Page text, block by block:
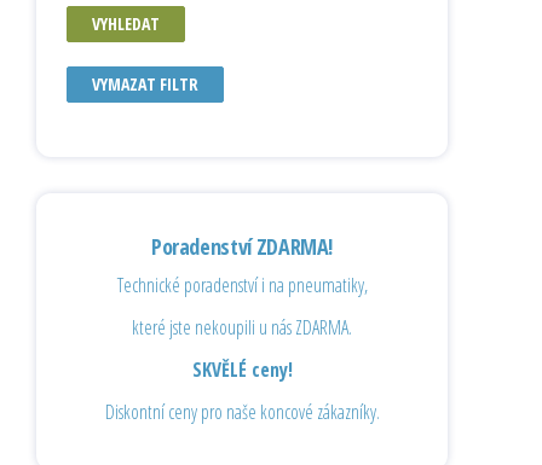
VYHLEDAT
VYMAZAT FILTR
Poradenství ZDARMA!
Technické poradenství i na pneumatiky,
které jste nekoupili u nás ZDARMA.
SKVĚLÉ ceny!
Diskontní ceny pro naše koncové zákazníky.